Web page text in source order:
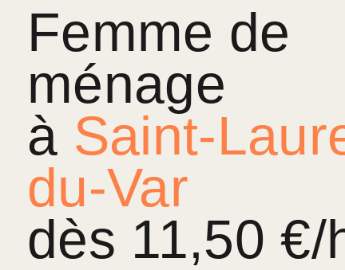
Femme de
ménage
à Saint-
du-Var
dès 11,50 €/